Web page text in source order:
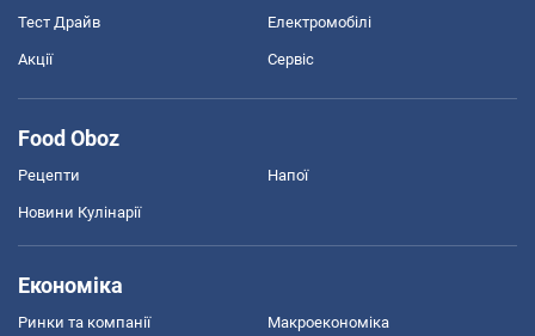
Тест Драйв Електромобілі
Акції Сервіс
Food Oboz
Рецепти Напої
Новини Кулінарії
Економіка
Ринки та компанії Макроекономіка